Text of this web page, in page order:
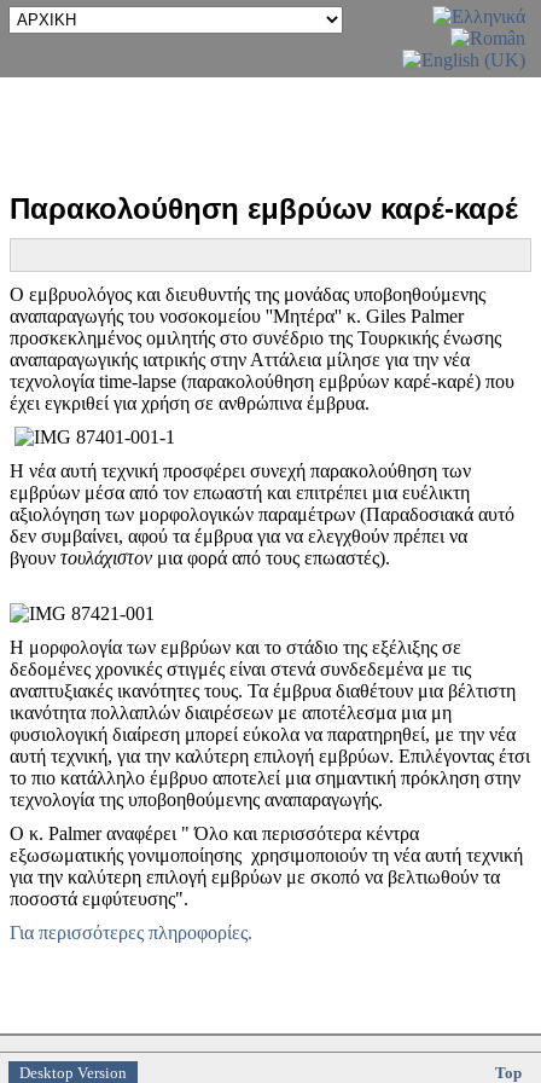
Παρακολούθηση εμβρύων καρέ-καρέ
Ο εμβρυολόγος και διευθυντής της μονάδας υποβοηθούμενης
αναπαραγωγής του νοσοκομείου ''Μητέρα'' κ. Giles Palmer
προσκεκλημένος ομιλητής στο συνέδριο της Τουρκικής ένωσης
αναπαραγωγικής ιατρικής στην Αττάλεια μίλησε για την νέα
τεχνολογία time-lapse (παρακολούθηση εμβρύων καρέ-καρέ) που
έχει εγκριθεί για χρήση σε ανθρώπινα έμβρυα.
Η νέα αυτή τεχνική προσφέρει συνεχή παρακολούθηση των
εμβρύων μέσα από τον επωαστή και επιτρέπει μια ευέλικτη
αξιολόγηση των μορφολογικών παραμέτρων (Παραδοσιακά αυτό
δεν συμβαίνει, αφού τα έμβρυα για να ελεγχθούν πρέπει να
βγουν τουλάχιστον μια φορά από τους επωαστές).
Η μορφολογία των εμβρύων και το στάδιο της εξέλιξης σε
δεδομένες χρονικές στιγμές είναι στενά συνδεδεμένα με τις
αναπτυξιακές ικανότητες τους. Τα έμβρυα διαθέτουν μια βέλτιστη
ικανότητα πολλαπλών διαιρέσεων με αποτέλεσμα μια μη
φυσιολογική διαίρεση μπορεί εύκολα να παρατηρηθεί, με την νέα
αυτή τεχνική, για την καλύτερη επιλογή εμβρύων. Επιλέγοντας έτσι
το πιο κατάλληλο έμβρυο αποτελεί μια σημαντική πρόκληση στην
τεχνολογία της υποβοηθούμενης αναπαραγωγής.
Ο κ. Palmer αναφέρει " Όλο και περισσότερα κέντρα
εξωσωματικής γονιμοποίησης χρησιμοποιούν τη νέα αυτή τεχνική
για την καλύτερη επιλογή εμβρύων με σκοπό να βελτιωθούν τα
ποσοστά εμφύτευσης".
Για περισσότερες πληροφορίες.
Desktop Version Top